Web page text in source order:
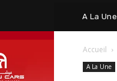
A La Une
Accueil
A La Une